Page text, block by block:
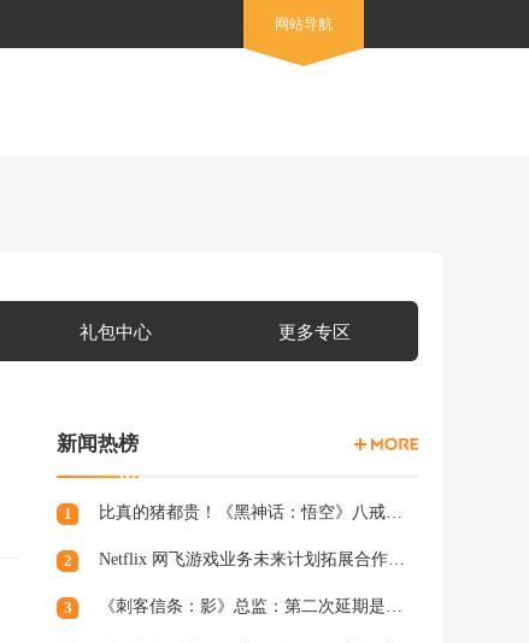
网站导航
礼包中心 更多专区
新闻热榜
1 比真的猪都贵！《黑神话：悟空》八戒手办开订：根根分明的猪毛
2 Netflix 网飞游戏业务未来计划拓展合作和家庭类游戏
3 《刺客信条：影》总监：第二次延期是因为屋顶太复杂